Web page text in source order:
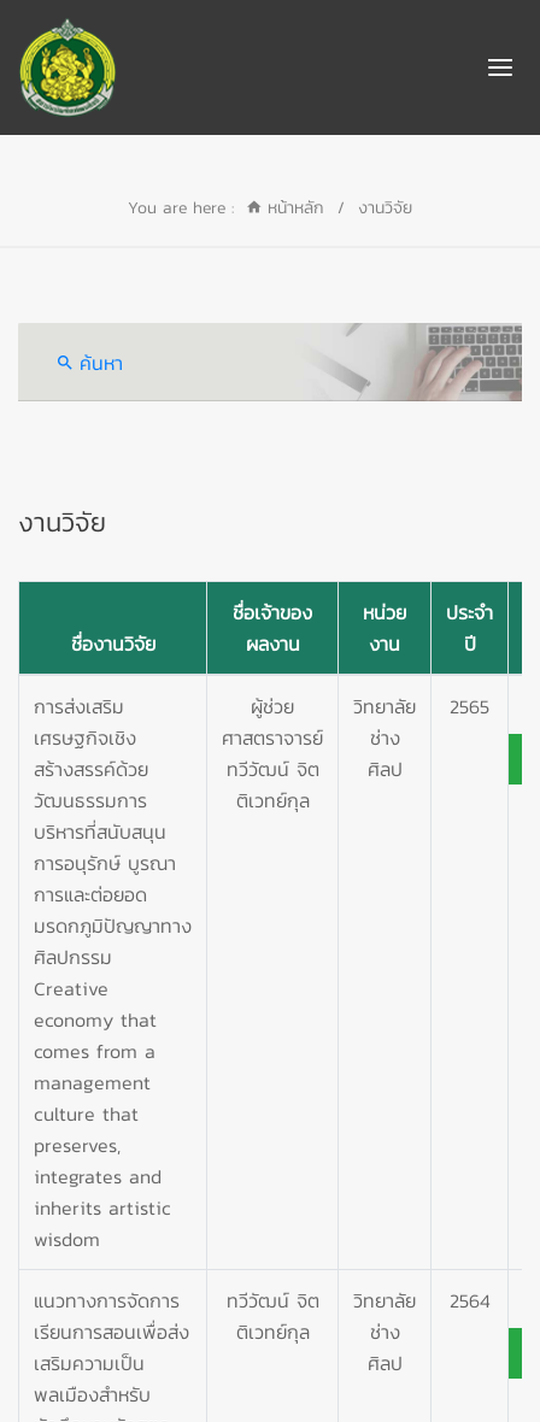
You are here : หน้าหลัก / งานวิจัย
ค้นหา
งานวิจัย
ชื่องานวิจัย
ชื่อเจ้าของ
ผลงาน
หน่วย
งาน
ประจำ
ปี
การส่งเสริม
เศรษฐกิจเชิง
สร้างสรรค์ด้วย
วัฒนธรรมการ
บริหารที่สนับสนุน
การอนุรักษ์ บูรณา
การและต่อยอด
มรดกภูมิปัญญาทาง
ศิลปกรรม
Creative
economy that
comes from a
management
culture that
preserves,
integrates and
inherits artistic
wisdom
ผู้ช่วย
ศาสตราจารย์
ทวีวัฒน์ จิต
ติเวทย์กุล
วิทยาลัย
ช่าง
ศิลป
2565
แนวทางการจัดการ
เรียนการสอนเพื่อส่ง
เสริมความเป็น
พลเมืองสำหรับ
ทวีวัฒน์ จิต
ติเวทย์กุล
วิทยาลัย
ช่าง
ศิลป
2564